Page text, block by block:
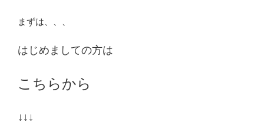
まずは、、、
はじめましての方は
こちらから
↓↓↓